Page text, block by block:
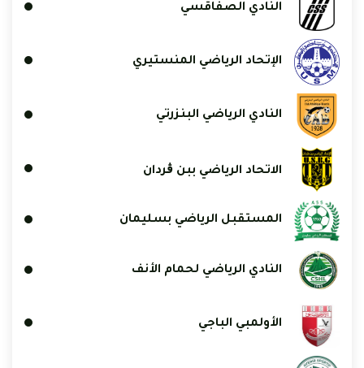
النادي الصفاقسي
الإتحاد الرياضي المنستيري
النادي الرياضي البنزرتي
الاتحاد الرياضي ببن ڨردان
المستقبل الرياضي بسليمان
النادي الرياضي لحمام الأنف
الأولمبي الباجي